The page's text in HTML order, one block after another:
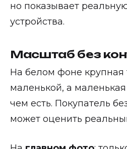
но показывает
устройства.
Масштаб без
На белом фоне крупная
маленькой, а
чем есть. Покупатель
может оценить